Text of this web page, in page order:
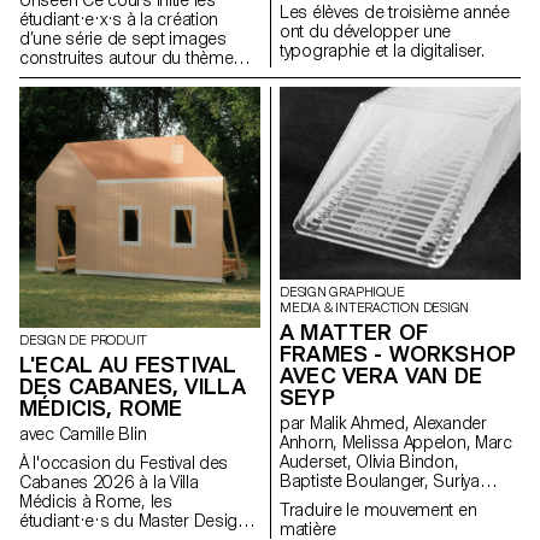
étudiant·e·x·s à la création
d’une série de sept images
construites autour du thème
Unseen. Ils et elles apprendront
à articuler décors,
personnages et lumières pour
créer des mises en scène
fortes et cohérentes. À travers
une approche pratique et
technique, le cours développe
leur capacité à concevoir un
projet complet, à diriger des
modèles, à travailler la lumière
naturelle ou artificielle et à
collaborer dans des conditions
proches de la réalité
professionnelle. Les
étudiant·e·x·s affineront ainsi
leur regard d’auteur tout en se
préparant aux exigences des
mandats éditoriaux et
commerciaux.
Les élèves de troisième année
ont du développer une
typographie et la digitaliser.
DESIGN DE PRODUIT
L'ECAL AU FESTIVAL
DES CABANES, VILLA
MÉDICIS, ROME
avec Camille Blin
À l'occasion du Festival des
Cabanes 2026 à la Villa
Médicis à Rome, les
étudiant·e·s du Master Design
DESIGN GRAPHIQUE
MEDIA & INTERACTION DESIGN
A MATTER OF
FRAMES - WORKSHOP
AVEC VERA VAN DE
SEYP
par Malik Ahmed, Alexander
Anhorn, Melissa Appelon, Marc
Auderset, Olivia Bindon,
Baptiste Boulanger, Suriya
Brambilla, Diego Buccelloni,
Marta Casemi, Davia Ciccoli
Traduire le mouvement en
matière